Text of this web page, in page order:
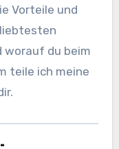
Vorteile und
worauf du beim
teile ich meine